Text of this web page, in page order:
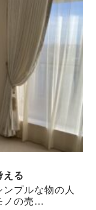
る
プルな物の人
ノの売…